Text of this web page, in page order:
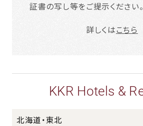
証書の写し等をご提示ください。
詳しくはこちら
KKR Hotels &
北海道・東北